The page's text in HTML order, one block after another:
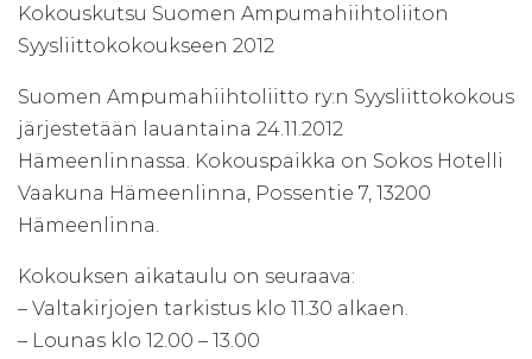
Kokouskutsu Suomen Ampumahiihtoliiton
Syysliittokokoukseen 2012
Suomen Ampumahiihtoliitto ry:n Syysliittokokous
järjestetään lauantaina 24.11.2012
Hämeenlinnassa. Kokouspaikka on Sokos Hotelli
Vaakuna Hämeenlinna, Possentie 7, 13200
Hämeenlinna.
Kokouksen aikataulu on seuraava:
– Valtakirjojen tarkistus klo 11.30 alkaen.
– Lounas klo 12.00 – 13.00